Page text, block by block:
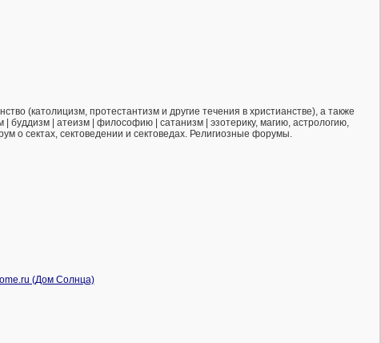
(католицизм, протестантизм и другие течения в христианстве), а также
буддизм | атеизм | философию | сатанизм | эзотерику, магию, астрологию,
о сектах, сектоведении и сектоведах. Религиозные форумы.